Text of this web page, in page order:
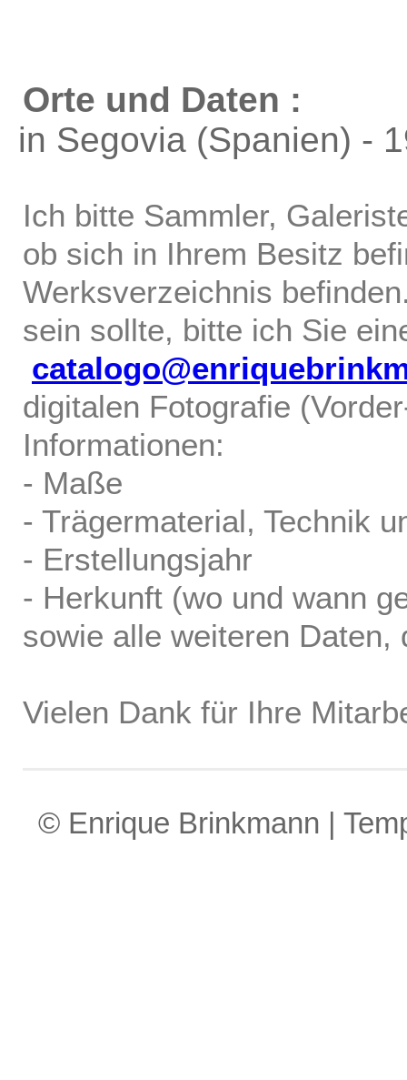
Orte und Daten :
in Segovia (Spanien) -
Ich bitte Sammler,
ob sich in Ihrem Besitz
Werksverzeichnis
sein sollte, bitte ich Sie
digitalen Fotografie
Informationen:
- Maße
- Trägermaterial, Technik
- Erstellungsjahr
- Herkunft (wo und wann
sowie alle weiteren
Vielen Dank für Ihre
© Enrique Brinkmann |